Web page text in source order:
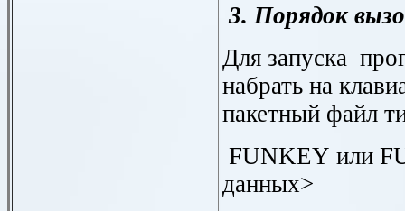
3. Порядок
Для запуска
набрать на
пакетный файл
FUNKEY или
данных>